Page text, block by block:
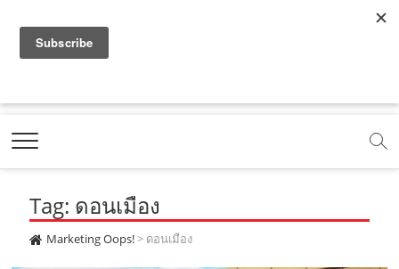
a
e
b
o
o
k
o
t
b
e
.
.
o
e
m
e
t
g
r
a
t
k
c
Marketing Oops!
DIGITAL | CREATIVE | ADVERTISING | CAMPAIGN |
Tag: ดอนเมือง
Marketing Oops!> ดอนเมือง